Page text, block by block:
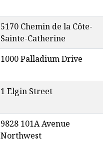
5170 Chemin de la Côte-
Sainte-Catherine
1000 Palladium Drive
1 Elgin Street
9828 101A Avenue
Northwest